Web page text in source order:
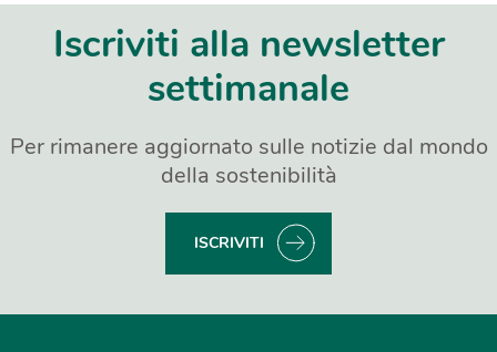
Iscriviti alla newsletter
settimanale
Per rimanere aggiornato sulle notizie dal mondo
della sostenibilità
ISCRIVITI